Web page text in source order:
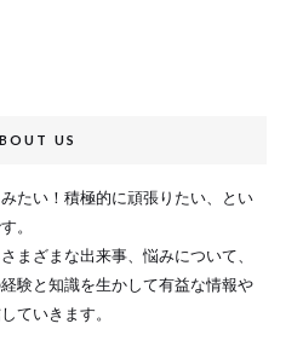
US
たい！積極的に頑張りたい、とい
。
まざまな出来事、悩みについて、
験と知識を生かして有益な情報や
ていきます。